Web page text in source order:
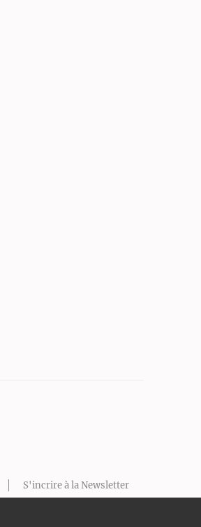
S'incrire à la Newsletter